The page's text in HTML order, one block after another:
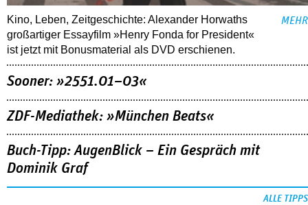
Kino, Leben, Zeitgeschichte: Alexander Horwaths
großartiger Essayfilm »Henry Fonda for President«
ist jetzt mit Bonusmaterial als DVD erschienen.
MEHR
Sooner: »2551.01–03«
ZDF-Mediathek: »München Beats«
Buch-Tipp: AugenBlick – Ein Gespräch mit
Dominik Graf
ALLE TIPPS